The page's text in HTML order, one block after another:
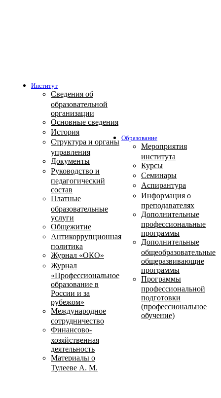
Институт
Сведения об
образовательной
организации
Основные сведения
История
Структура и органы
управления
Документы
Руководство и
педагогический
состав
Платные
образовательные
услуги
Общежитие
Антикоррупционная
политика
Журнал «ОКО»
Журнал
«Профессиональное
образование в
России и за
рубежом»
Международное
сотрудничество
Финансово-
хозяйственная
деятельность
Материалы о
Тулееве А. М.
Образование
Мероприятия
института
Курсы
Семинары
Аспирантура
Информация о
преподавателях
Дополнительные
профессиональные
программы
Дополнительные
общеобразовательные
общеразвивающие
программы
Программы
профессиональной
подготовки
(профессиональное
обучение)